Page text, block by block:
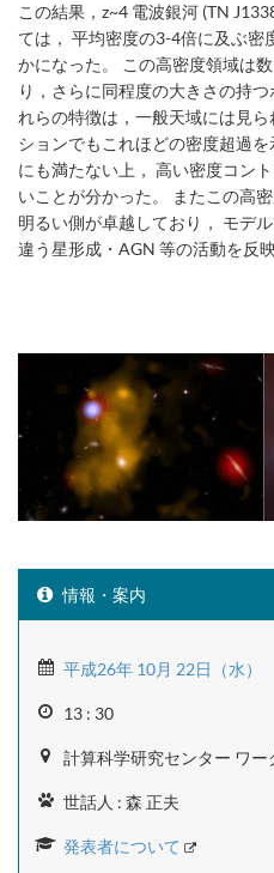
この結果，z~4 電波銀河 (TN
ては， 平均密度の3-4倍に及ぶ密
かになった。 この高密度領域は
り，さらに同程度の大きさの持
れらの特徴は，一般天域には見
ションでもこれほどの密度超過
にも満たない上， 高い密度コン
いことが分かった。 またこの高
明るい側が卓越しており， モデ
違う星形成・AGN 等の活動を反
情報・案内
平成26年 10月 22日（水）
13 : 30
計算科学研究センター ワー
世話人 : 森 正夫
発表者について